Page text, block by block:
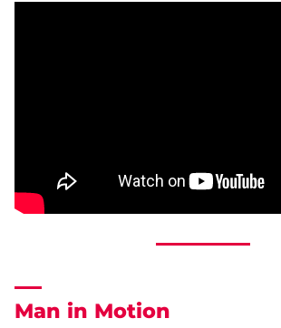
Man in Motion